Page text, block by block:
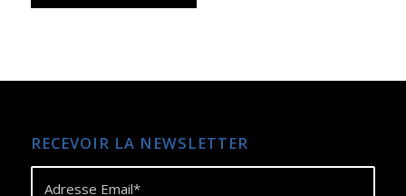
RECEVOIR LA NEWSLETTER